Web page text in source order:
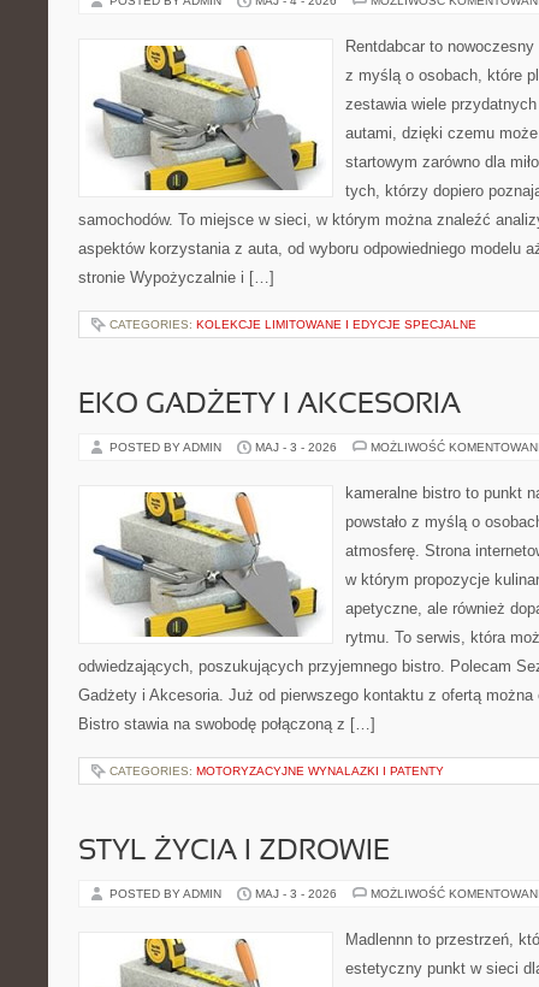
Rentdabcar to
z myślą o osobach, które
zestawia wiele
autami, dzięki czemu
startowym zarówno dla
tych, którzy dopiero
samochodów. To miejsce w sieci, w którym można znaleźć
aspektów korzystania z auta, od wyboru odpowiedniego modelu
stronie Wypożyczalnie i […]
CATEGORIES: KOLEKCJE LIMITOWANE I EDYCJE SPECJALNE
EKO GADŻETY I AKCESORIA
POSTED BY ADMIN MAJ - 3 - 2026 MOŻLIWOŚĆ
kameralne bistro to punkt
powstało z myślą o
atmosferę. Strona
w którym propozycje
apetyczne, ale również
rytmu. To serwis, która
odwiedzających, poszukujących przyjemnego bistro. Polecam
Gadżety i Akcesoria. Już od pierwszego kontaktu z ofertą
Bistro stawia na swobodę połączoną z […]
CATEGORIES: MOTORYZACYJNE WYNALAZKI I PATENTY
STYL ŻYCIA I ZDROWIE
POSTED BY ADMIN MAJ - 3 - 2026 MOŻLIWOŚĆ
Madlennn to przestrzeń,
estetyczny punkt w sieci